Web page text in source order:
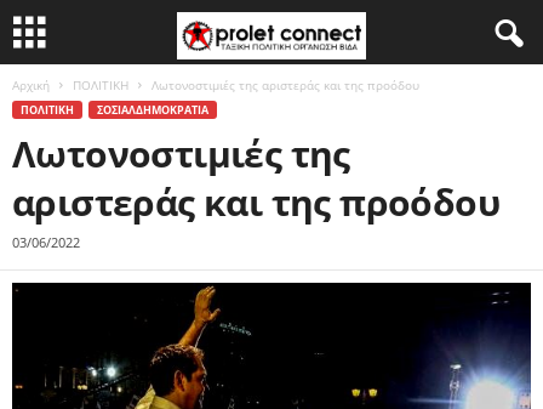
Αρχική ΠΟΛΙΤΙΚΗ Λωτονοστιμιές της αριστεράς και της προόδου
ΠΟΛΙΤΙΚΗ ΣΟΣΙΑΛΔΗΜΟΚΡΑΤΙΑ
Λωτονοστιμιές της
αριστεράς και της προόδου
03/06/2022